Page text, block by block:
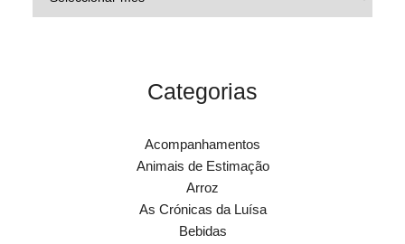
Categorias
Acompanhamentos
Animais de Estimação
Arroz
As Crónicas da Luísa
Bebidas